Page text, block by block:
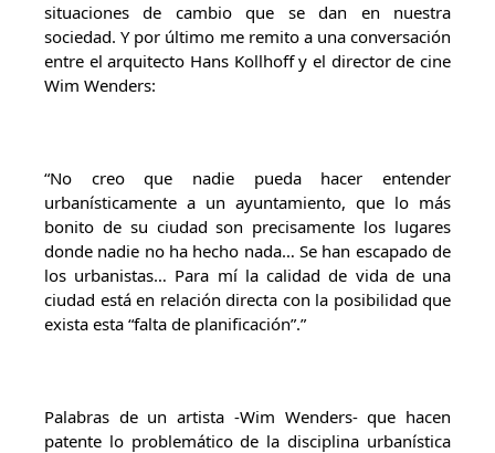
situaciones de cambio que se dan en nuestra
sociedad. Y por último me remito a una conversación
entre el arquitecto Hans Kollhoff y el director de cine
Wim Wenders:
“No creo que nadie pueda hacer entender
urbanísticamente a un ayuntamiento, que lo más
bonito de su ciudad son precisamente los lugares
donde nadie no ha hecho nada… Se han escapado de
los urbanistas… Para mí la calidad de vida de una
ciudad está en relación directa con la posibilidad que
exista esta “falta de planificación”.”
Palabras de un artista -Wim Wenders- que hacen
patente lo problemático de la disciplina urbanística